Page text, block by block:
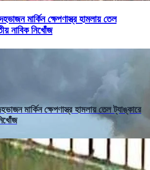
মার্কিন ক্ষেপণাস্ত্র হামলায় তেল
নাবিক নিখোঁজ
মার্কিন ক্ষেপণাস্ত্র হামলায় তেল ট্যাঙ্কারে